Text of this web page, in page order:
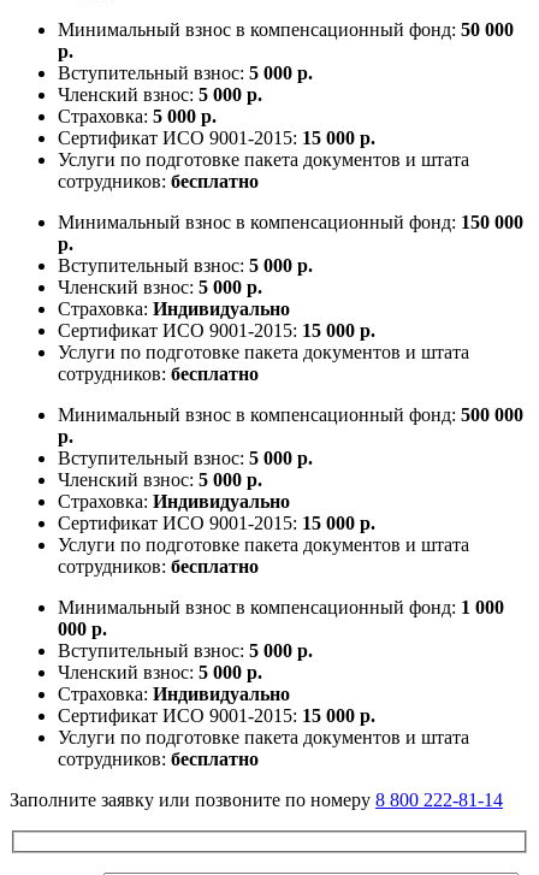
Минимальный взнос в компенсационный фонд: 50 000
р.
Вступительный взнос: 5 000 р.
Членский взнос: 5 000 р.
Страховка: 5 000 р.
Сертификат ИСО 9001-2015: 15 000 р.
Услуги по подготовке пакета документов и штата
сотрудников: бесплатно
Минимальный взнос в компенсационный фонд: 150 000
р.
Вступительный взнос: 5 000 р.
Членский взнос: 5 000 р.
Страховка: Индивидуально
Сертификат ИСО 9001-2015: 15 000 р.
Услуги по подготовке пакета документов и штата
сотрудников: бесплатно
Минимальный взнос в компенсационный фонд: 500 000
р.
Вступительный взнос: 5 000 р.
Членский взнос: 5 000 р.
Страховка: Индивидуально
Сертификат ИСО 9001-2015: 15 000 р.
Услуги по подготовке пакета документов и штата
сотрудников: бесплатно
Минимальный взнос в компенсационный фонд: 1 000
000 р.
Вступительный взнос: 5 000 р.
Членский взнос: 5 000 р.
Страховка: Индивидуально
Сертификат ИСО 9001-2015: 15 000 р.
Услуги по подготовке пакета документов и штата
сотрудников: бесплатно
Заполните заявку или позвоните по номеру 8 800 222-81-14